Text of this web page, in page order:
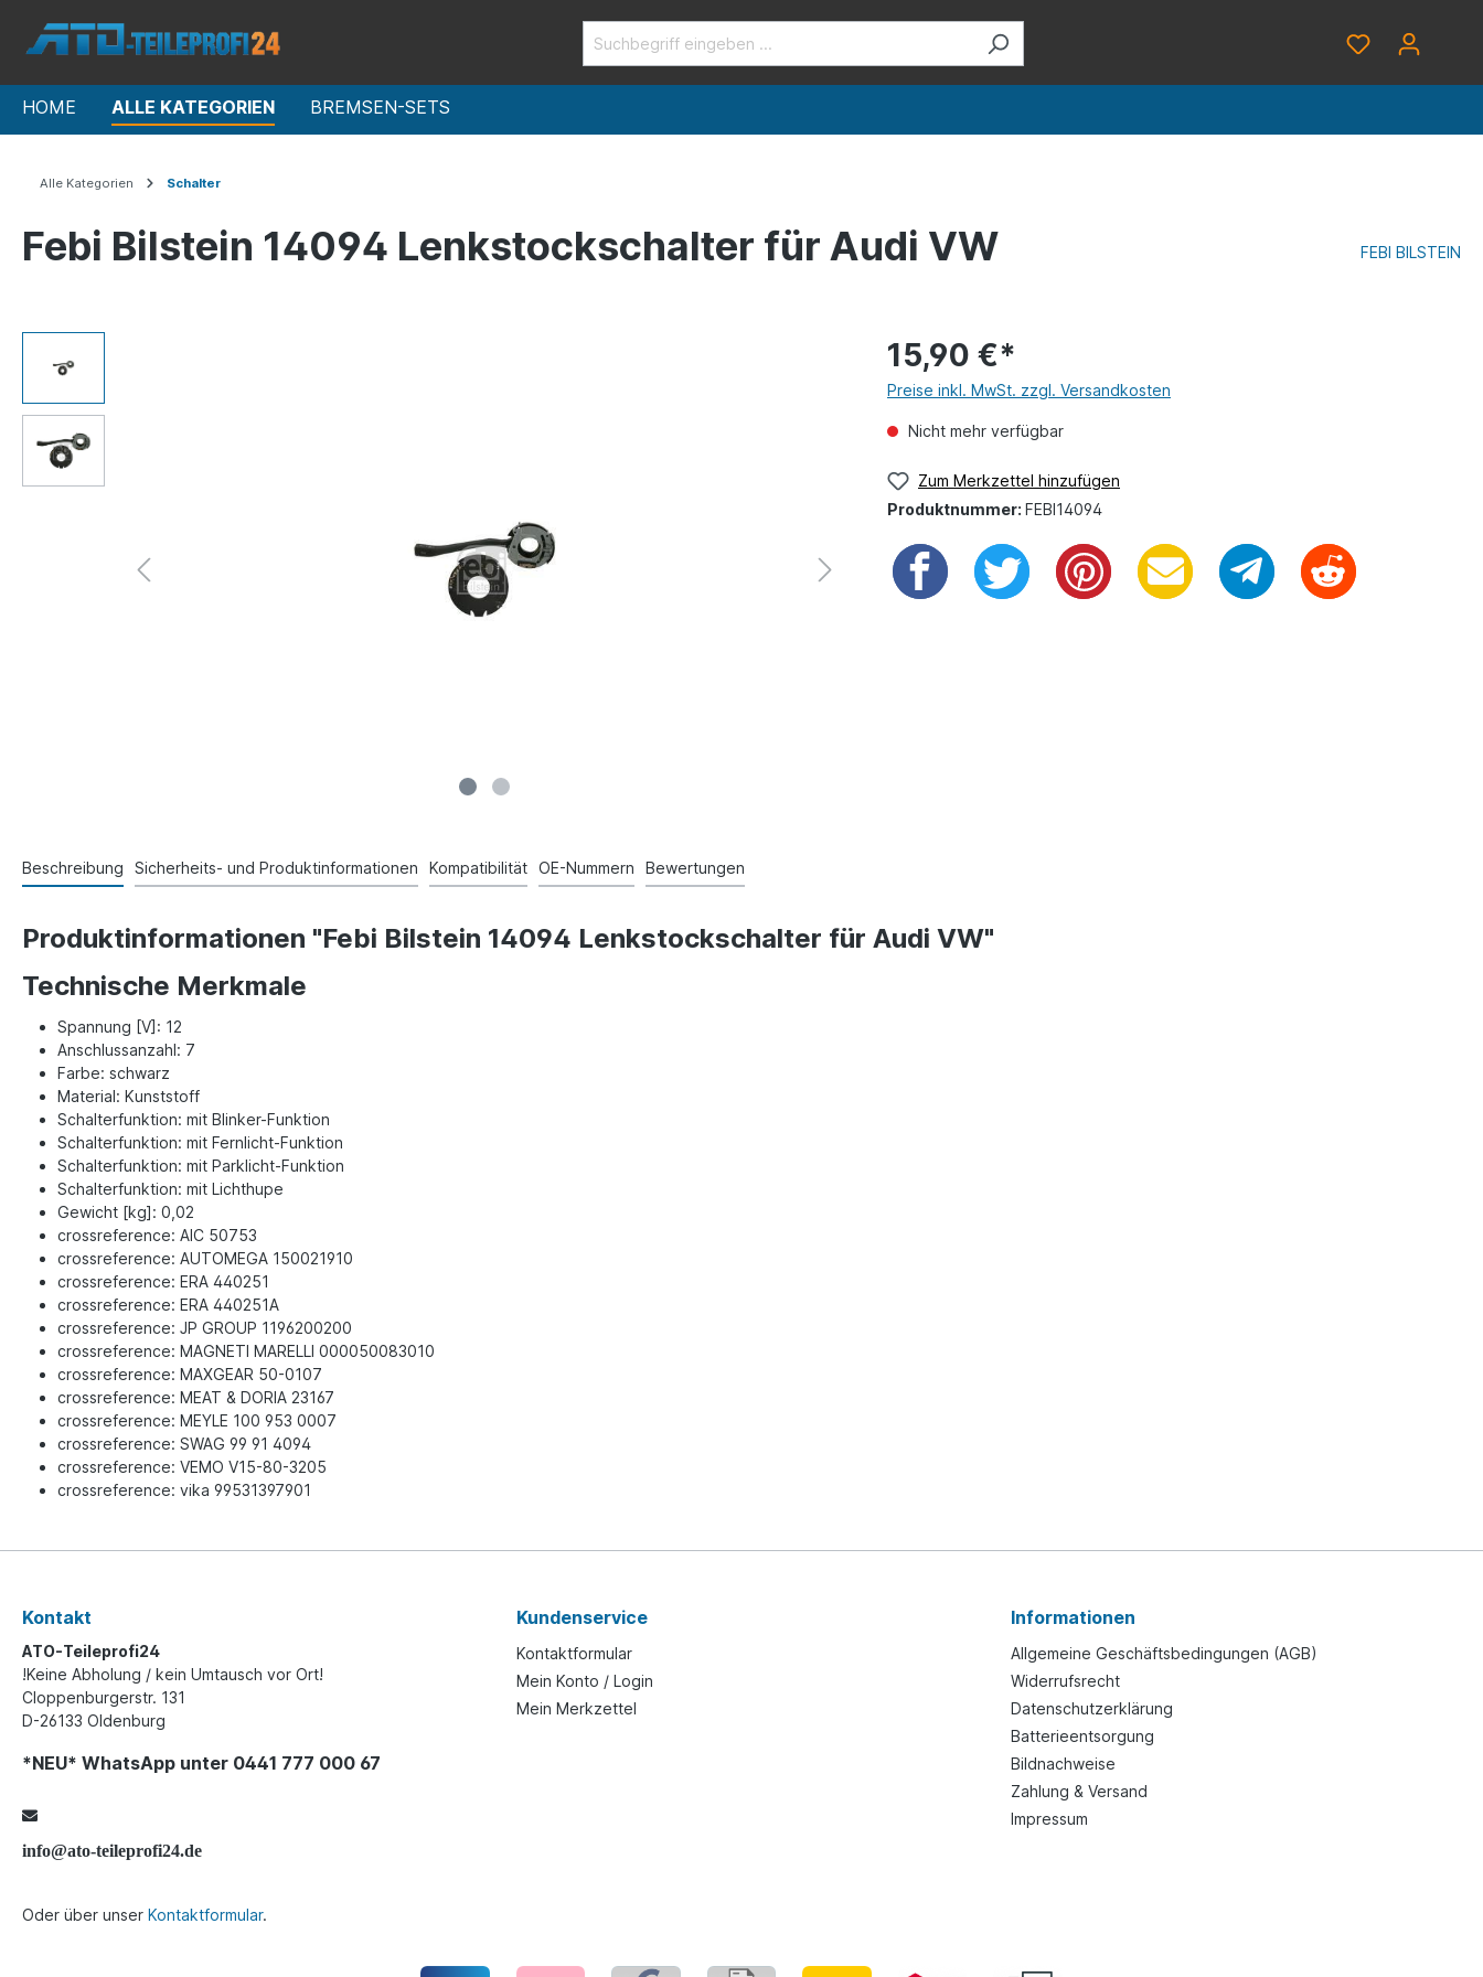
HOME ALLE KATEGORIEN BREMSEN-SETS
Alle Kategorien Schalter
Febi Bilstein 14094 Lenkstockschalter für Audi VW FEBI BILSTEIN
15,90 €*
Preise inkl. MwSt. zzgl. Versandkosten
Nicht mehr verfügbar
Zum Merkzettel hinzufügen
Produktnummer: FEBI14094
Beschreibung Sicherheits- und Produktinformationen Kompatibilität OE-Nummern Bewertungen
Produktinformationen "Febi Bilstein 14094 Lenkstockschalter für Audi VW"
Technische Merkmale
Spannung [V]: 12
Anschlussanzahl: 7
Farbe: schwarz
Material: Kunststoff
Schalterfunktion: mit Blinker-Funktion
Schalterfunktion: mit Fernlicht-Funktion
Schalterfunktion: mit Parklicht-Funktion
Schalterfunktion: mit Lichthupe
Gewicht [kg]: 0,02
crossreference: AIC 50753
crossreference: AUTOMEGA 150021910
crossreference: ERA 440251
crossreference: ERA 440251A
crossreference: JP GROUP 1196200200
crossreference: MAGNETI MARELLI 000050083010
crossreference: MAXGEAR 50-0107
crossreference: MEAT & DORIA 23167
crossreference: MEYLE 100 953 0007
crossreference: SWAG 99 91 4094
crossreference: VEMO V15-80-3205
crossreference: vika 99531397901
Kontakt
ATO-Teileprofi24
!Keine Abholung / kein Umtausch vor Ort!
Cloppenburgerstr. 131
D-26133 Oldenburg
*NEU* WhatsApp unter 0441 777 000 67
info@ato-teileprofi24.de
Oder über unser Kontaktformular.
Kundenservice
Kontaktformular
Mein Konto / Login
Mein Merkzettel
Informationen
Allgemeine Geschäftsbedingungen (AGB)
Widerrufsrecht
Datenschutzerklärung
Batterieentsorgung
Bildnachweise
Zahlung & Versand
Impressum